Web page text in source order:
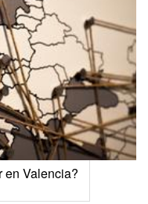
en Valencia?